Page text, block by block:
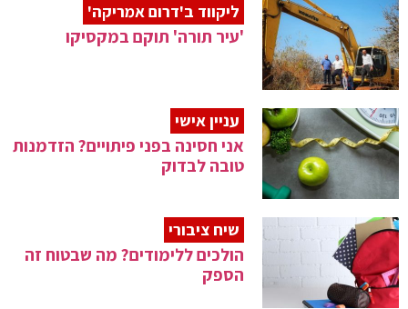
ליקווד ב'דרום אמריקה'
'עיר תורה' תוקם במקסיקו
עניין אישי
אני חסינה בפני פיתויים? הזדמנות
טובה לבדוק
שיח ציבורי
הולכים ללימודים? מה שבטוח זה
הספק